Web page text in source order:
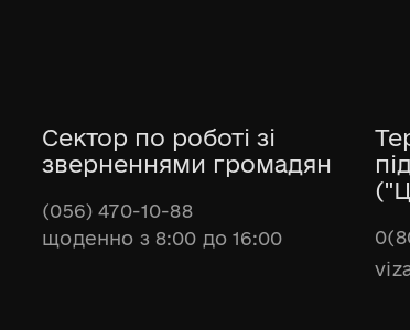
Сектор по роботі зі
зверненнями громадян
(056) 470-10-88
щоденно з 8:00 до 16:00